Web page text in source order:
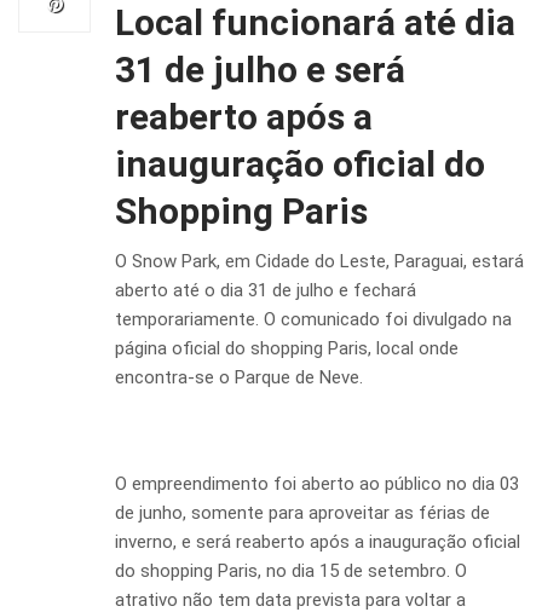
Local funcionará até dia
31 de julho e será
reaberto após a
inauguração oficial do
Shopping Paris
O Snow Park, em Cidade do Leste, Paraguai, estará
aberto até o dia 31 de julho e fechará
temporariamente. O comunicado foi divulgado na
página oficial do shopping Paris, local onde
encontra-se o Parque de Neve.
O empreendimento foi aberto ao público no dia 03
de junho, somente para aproveitar as férias de
inverno, e será reaberto após a inauguração oficial
do shopping Paris, no dia 15 de setembro. O
atrativo não tem data prevista para voltar a